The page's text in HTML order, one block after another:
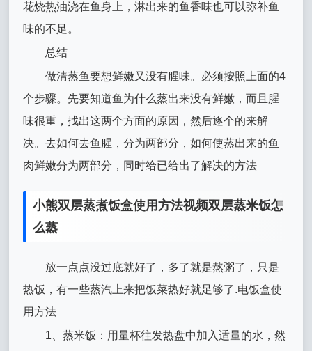
花烧热油浇在鱼身上，淋出来的鱼香味也可以弥补鱼
味的不足。
总结
做清蒸鱼要想鲜嫩又没有腥味。必须按照上面的4
个步骤。先要知道鱼为什么蒸出来没有鲜嫩，而且腥
味很重，找出这两个方面的原因，然后逐个的来解
决。去如何去鱼腥，分为两部分，如何使蒸出来的鱼
肉鲜嫩分为两部分，同时给已给出了解决的方法
小熊双层蒸煮饭盒使用方法视频双层蒸米饭怎
么蒸
放一点点没过底就好了，多了就是熬粥了，只是
热饭，有一些蒸汽上来把饭菜热好就足够了.电饭盒使
用方法
1、蒸米饭：用量杯往发热盘中加入适量的水，然